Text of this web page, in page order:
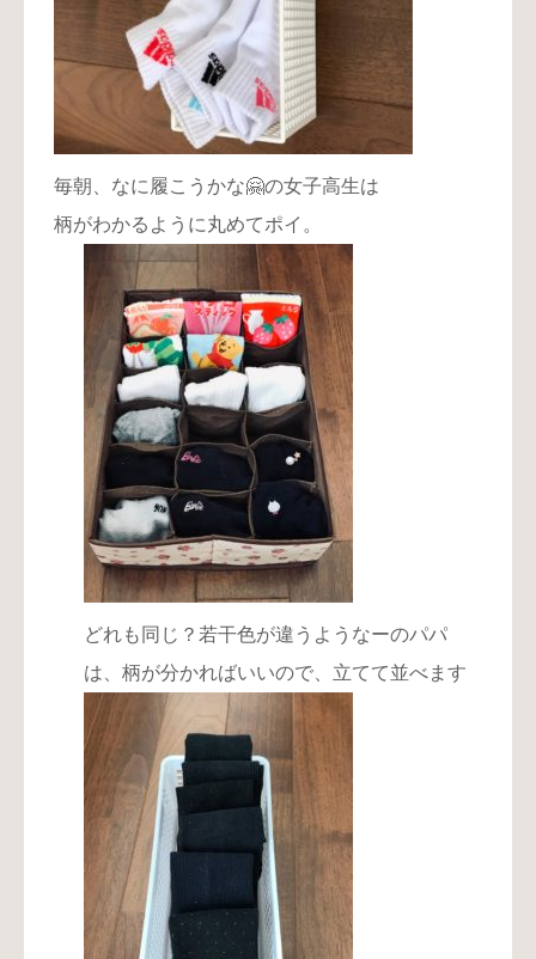
毎朝、なに履こうかな🤗の女子高生は
柄がわかるように丸めてポイ。
どれも同じ？若干色が違うようなーのパパ
は、柄が分かればいいので、立てて並べます